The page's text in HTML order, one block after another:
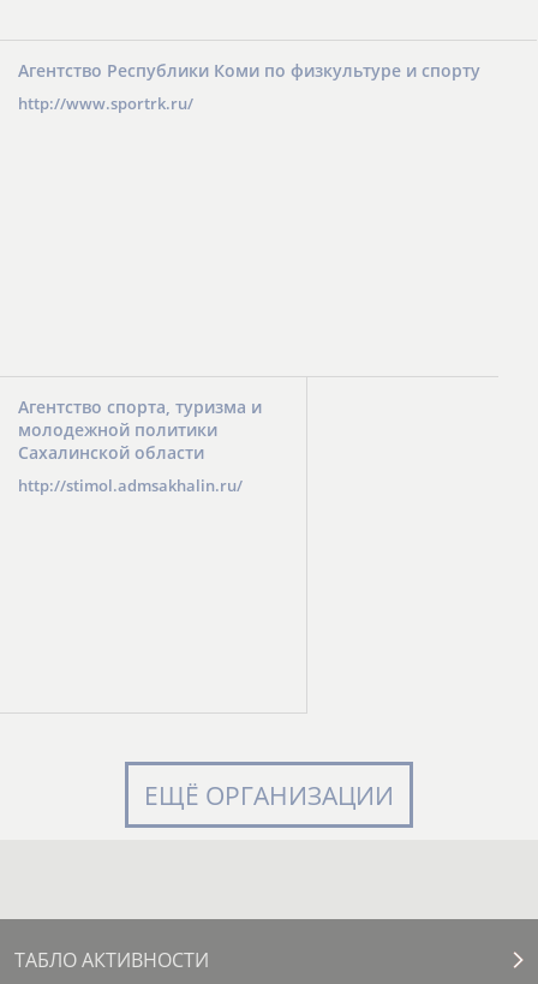
Агентство Республики Коми по физкультуре и спорту
http://www.sportrk.ru/
Агентство спорта, туризма и
молодежной политики
Сахалинской области
http://stimol.admsakhalin.ru/
ЕЩЁ ОРГАНИЗАЦИИ
ТАБЛО АКТИВНОСТИ